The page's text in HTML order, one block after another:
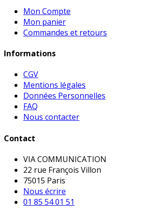
Mon Compte
Mon panier
Commandes et retours
Informations
CGV
Mentions légales
Données Personnelles
FAQ
Nous contacter
Contact
VIA COMMUNICATION
22 rue François Villon
75015 Paris
Nous écrire
01 85 54 01 51